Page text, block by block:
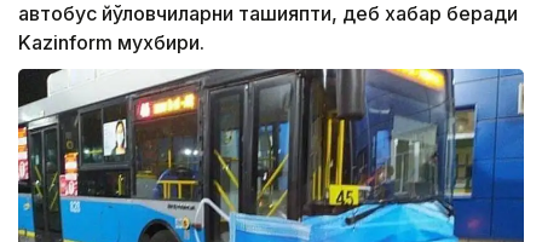
автобус йўловчиларни ташияпти, деб хабар беради
Kazinform мухбири.